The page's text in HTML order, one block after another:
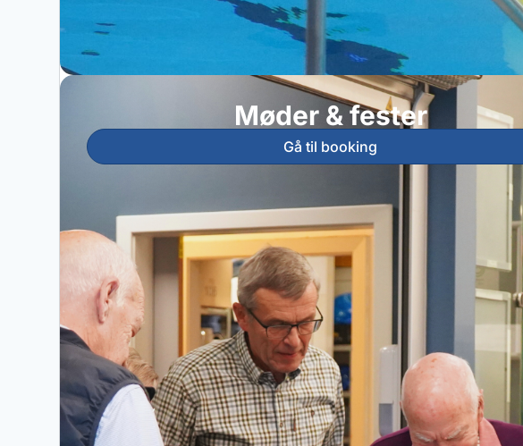
Møder & fester
Gå til booking